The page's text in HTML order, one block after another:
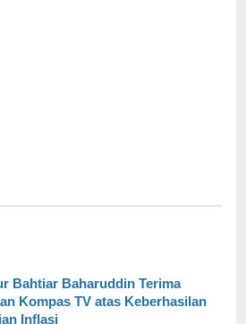
Bahtiar Baharuddin Terima
Kompas TV atas Keberhasilan
Inflasi